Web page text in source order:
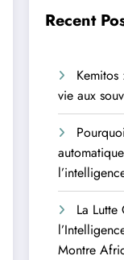
Recent
vie aux
La Lutte
Montre